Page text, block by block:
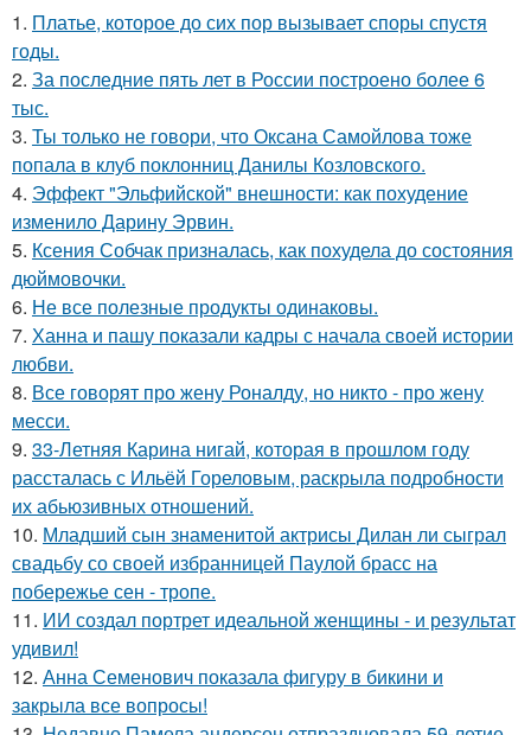
1. Платье, которое до сих пор вызывает споры спустя
годы.
2. За последние пять лет в России построено более 6
тыс.
3. Ты только не говори, что Оксана Самойлова тоже
попала в клуб поклонниц Данилы Козловского.
4. Эффект "Эльфийской" внешности: как похудение
изменило Дарину Эрвин.
5. Ксения Собчак призналась, как похудела до состояния
дюймовочки.
6. Не все полезные продукты одинаковы.
7. Ханна и пашу показали кадры с начала своей истории
любви.
8. Все говорят про жену Роналду, но никто - про жену
месси.
9. 33-Летняя Карина нигай, которая в прошлом году
рассталась с Ильёй Гореловым, раскрыла подробности
их абьюзивных отношений.
10. Младший сын знаменитой актрисы Дилан ли сыграл
свадьбу со своей избранницей Паулой брасс на
побережье сен - тропе.
11. ИИ создал портрет идеальной женщины - и результат
удивил!
12. Анна Семенович показала фигуру в бикини и
закрыла все вопросы!